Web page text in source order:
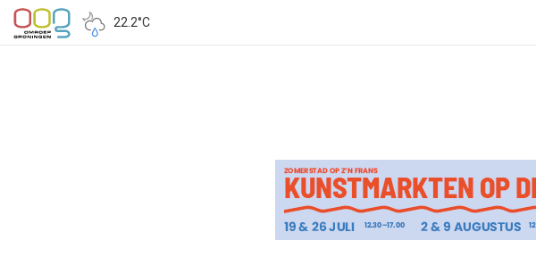
22.2°C